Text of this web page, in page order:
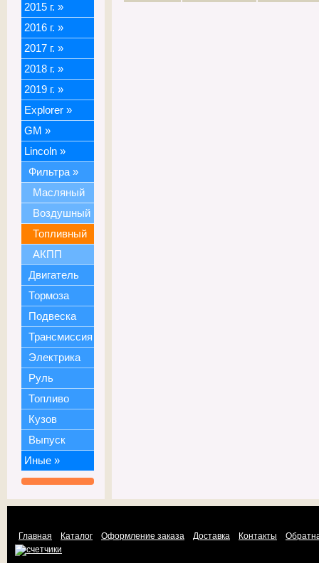
2015 г. »
2016 г. »
2017 г. »
2018 г. »
2019 г. »
Explorer »
GM »
Lincoln »
Фильтра »
Масляный
Воздушный
Топливный
АКПП
Двигатель
Тормоза
Подвеска
Трансмиссия
Электрика
Руль
Топливо
Кузов
Выпуск
Иные »
Главная Каталог Оформление заказа Доставка Контакты